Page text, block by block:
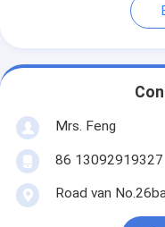
Mrs. Feng
86 13092919327
Road van